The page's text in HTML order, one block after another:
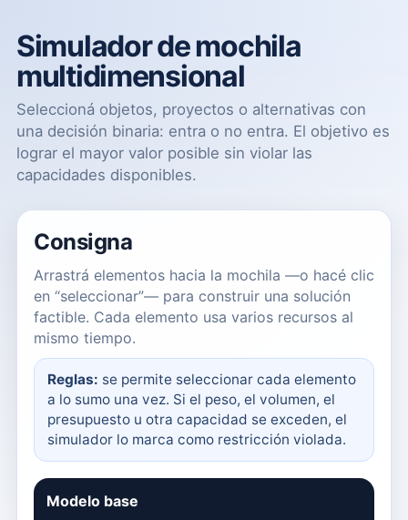
Simulador de mochila
multidimensional
Seleccioná objetos, proyectos o alternativas con
una decisión binaria: entra o no entra. El objetivo es
lograr el mayor valor posible sin violar las
capacidades disponibles.
Consigna
Arrastrá elementos hacia la mochila —o hacé clic
en “seleccionar”— para construir una solución
factible. Cada elemento usa varios recursos al
mismo tiempo.
Reglas: se permite seleccionar cada elemento
a lo sumo una vez. Si el peso, el volumen, el
presupuesto u otra capacidad se exceden, el
simulador lo marca como restricción violada.
Modelo base